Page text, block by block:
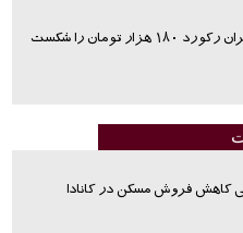
تومان را شکست
کاهش فروش مسکن در کانادا